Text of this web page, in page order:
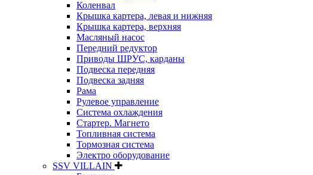
Коленвал
Крышка картера, левая и нижняя
Крышка картера, верхняя
Масляный насос
Передний редуктор
Приводы ШРУС, карданы
Подвеска передняя
Подвеска задняя
Рама
Рулевое управление
Система охлаждения
Стартер. Магнето
Топливная система
Тормозная система
Электро оборудование
SSV VILLAIN